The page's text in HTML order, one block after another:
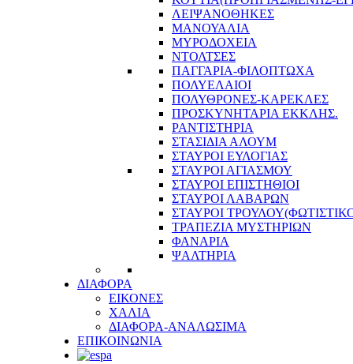
ΛΕΙΨΑΝΟΘΗΚΕΣ
ΜΑΝΟΥΑΛΙΑ
ΜΥΡΟΔΟΧΕΙΑ
ΝΤΟΛΤΣΕΣ
ΠΑΓΓΑΡΙΑ-ΦΙΛΟΠΤΩΧΑ
ΠΟΛΥΕΛΑΙΟΙ
ΠΟΛΥΘΡΟΝΕΣ-ΚΑΡΕΚΛΕΣ
ΠΡΟΣΚΥΝΗΤΑΡΙΑ ΕΚΚΛΗΣ.
ΡΑΝΤΙΣΤΗΡΙΑ
ΣΤΑΣΙΔΙΑ ΑΛΟΥΜ
ΣΤΑΥΡΟΙ ΕΥΛΟΓΙΑΣ
ΣΤΑΥΡΟΙ ΑΓΙΑΣΜΟΥ
ΣΤΑΥΡΟΙ ΕΠΙΣΤΗΘΙΟΙ
ΣΤΑΥΡΟΙ ΛΑΒΑΡΩΝ
ΣΤΑΥΡΟΙ
ΤΡΑΠΕΖΙΑ ΜΥΣΤΗΡΙΩΝ
ΦΑΝΑΡΙΑ
ΨΑΛΤΗΡΙΑ
ΔΙΑΦΟΡΑ
ΕΙΚΟΝΕΣ
ΧΑΛΙΑ
ΔΙΑΦΟΡΑ-ΑΝΑΛΩΣΙΜΑ
ΕΠΙΚΟΙΝΩΝΙΑ